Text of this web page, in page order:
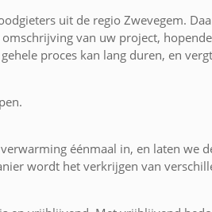
uit de regio Zwevegem.
van uw project,
proces kan lang duren, en
éénmaal in, en laten we
wordt het verkrijgen van